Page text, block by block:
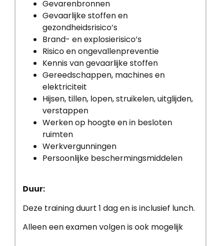
Gevarenbronnen
Gevaarlijke stoffen en
gezondheidsrisico’s
Brand- en explosierisico’s
Risico en ongevallenpreventie
Kennis van gevaarlijke stoffen
Gereedschappen, machines en
elektriciteit
Hijsen, tillen, lopen, struikelen, uitglijden,
verstappen
Werken op hoogte en in besloten
ruimten
Werkvergunningen
Persoonlijke beschermingsmiddelen
Duur:
Deze training duurt 1 dag en is inclusief lunch.
Alleen een examen volgen is ook mogelijk